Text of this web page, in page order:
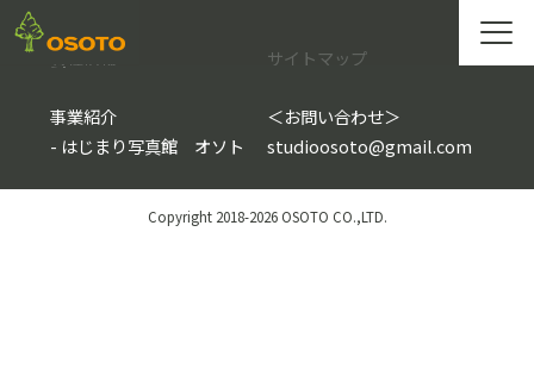
会社情報 サイトマップ
事業紹介
- はじまり写真館 オソト
＜お問い合わせ＞
studioosoto@gmail.com
Copyright 2018-2026 OSOTO CO.,LTD.